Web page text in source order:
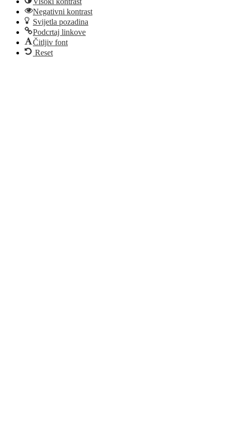
Negativni kontrast
Svijetla pozadina
Podcrtaj linkove
Čitljiv font
Reset